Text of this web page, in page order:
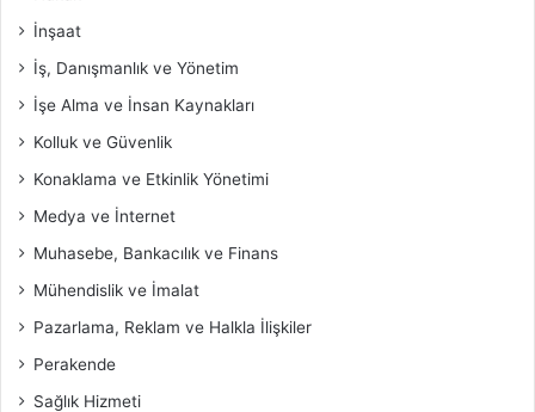
İnşaat
İş, Danışmanlık ve Yönetim
İşe Alma ve İnsan Kaynakları
Kolluk ve Güvenlik
Konaklama ve Etkinlik Yönetimi
Medya ve İnternet
Muhasebe, Bankacılık ve Finans
Mühendislik ve İmalat
Pazarlama, Reklam ve Halkla İlişkiler
Perakende
Sağlık Hizmeti